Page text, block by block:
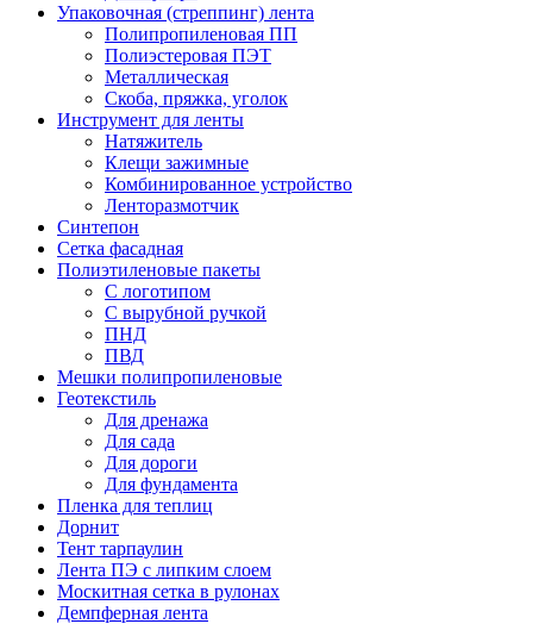
Упаковочная (стреппинг) лента
Полипропиленовая ПП
Полиэстеровая ПЭТ
Металлическая
Скоба, пряжка, уголок
Инструмент для ленты
Натяжитель
Клещи зажимные
Комбинированное устройство
Ленторазмотчик
Синтепон
Сетка фасадная
Полиэтиленовые пакеты
С логотипом
С вырубной ручкой
ПНД
ПВД
Мешки полипропиленовые
Геотекстиль
Для дренажа
Для сада
Для дороги
Для фундамента
Пленка для теплиц
Дорнит
Тент тарпаулин
Лента ПЭ с липким слоем
Москитная сетка в рулонах
Демпферная лента